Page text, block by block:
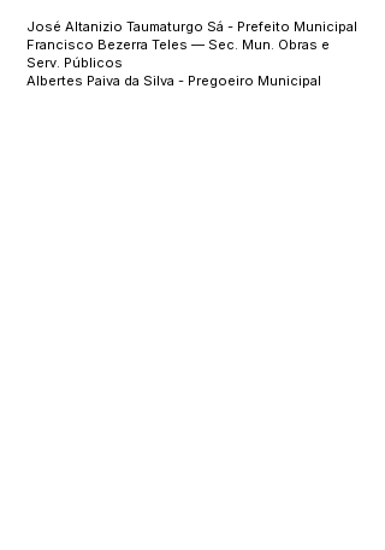
José Altanizio Taumaturgo Sá - Prefeito Municipal
Francisco Bezerra Teles — Sec. Mun. Obras e
Serv. Públicos
Albertes Paiva da Silva - Pregoeiro Municipal